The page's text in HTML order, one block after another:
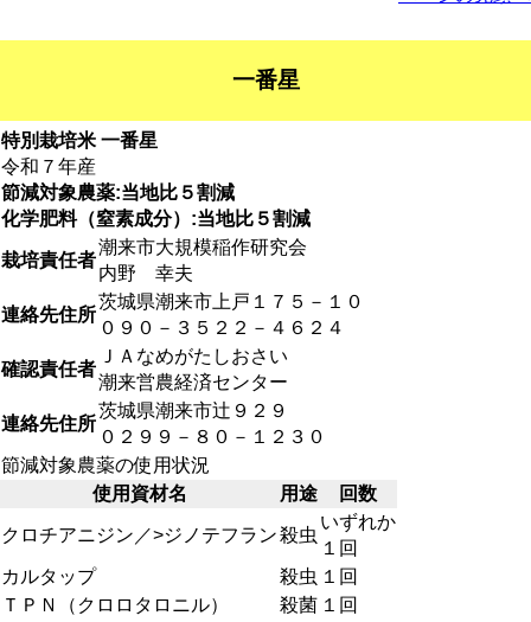
一番星
特別栽培米 一番星
令和７年産
節減対象農薬:当地比５割減
化学肥料（窒素成分）:当地比５割減
栽培責任者
潮来市大規模稲作研究会
内野 幸夫
連絡先住所
茨城県潮来市上戸１７５－１０
０９０－３５２２－４６２４
確認責任者
ＪＡなめがたしおさい
潮来営農経済センター
連絡先住所
茨城県潮来市辻９２９
０２９９－８０－１２３０
節減対象農薬の使用状況
使用資材名
用途 回数
クロチアニジン／>ジノテフラン殺虫
いずれか
１回
カルタップ
殺虫 １回
ＴＰＮ（クロロタロニル）
殺菌 １回